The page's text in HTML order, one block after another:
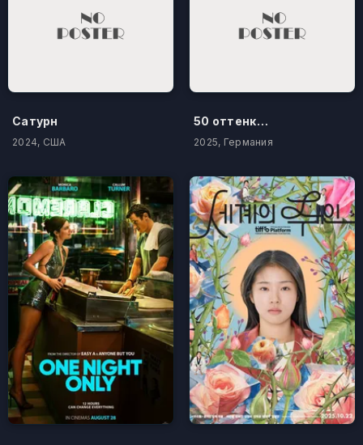
Сатурн
2024, США
50 оттенков бестселлера
2025, Германия